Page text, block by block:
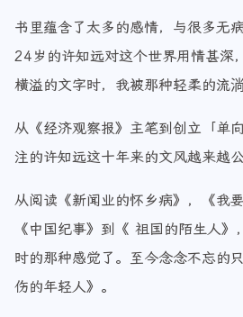
书里蕴含了太多的感情，与很多无
24岁的许知远对这个世界用情甚深
横溢的文字时，我被那种轻柔的流
从《经济观察报》主笔到创立「单
注的许知远这十年来的文风越来越公
从阅读《新闻业的怀乡病》，《我
《中国纪事》到《 祖国的陌生人
时的那种感觉了。至今念念不忘的
伤的年轻人》。